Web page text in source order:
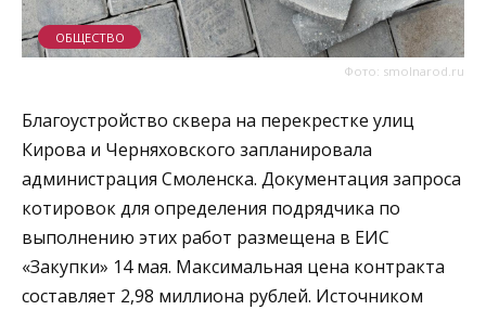
Фото: smolnarod.ru
ОБЩЕСТВО
Благоустройство сквера на перекрестке улиц
Кирова и Черняховского запланировала
администрация Смоленска. Документация запроса
котировок для определения подрядчика по
выполнению этих работ размещена в ЕИС
«Закупки» 14 мая. Максимальная цена контракта
составляет 2,98 миллиона рублей. Источником